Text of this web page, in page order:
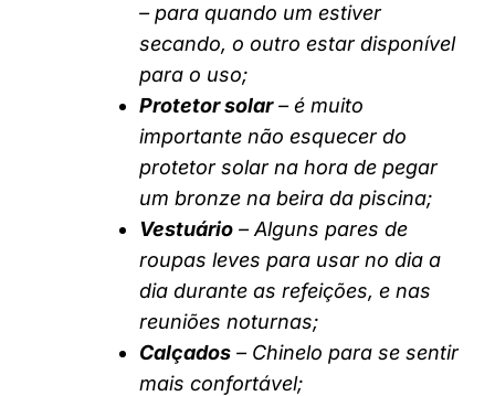
– para quando um estiver
secando, o outro estar disponível
para o uso;
Protetor solar– é muito
importante não esquecer do
protetor solar na hora de pegar
um bronze na beira da piscina;
Vestuário – Alguns pares de
roupas leves para usar no dia a
dia durante as refeições, e nas
reuniões noturnas;
Calçados – Chinelo para se sentir
mais confortável;